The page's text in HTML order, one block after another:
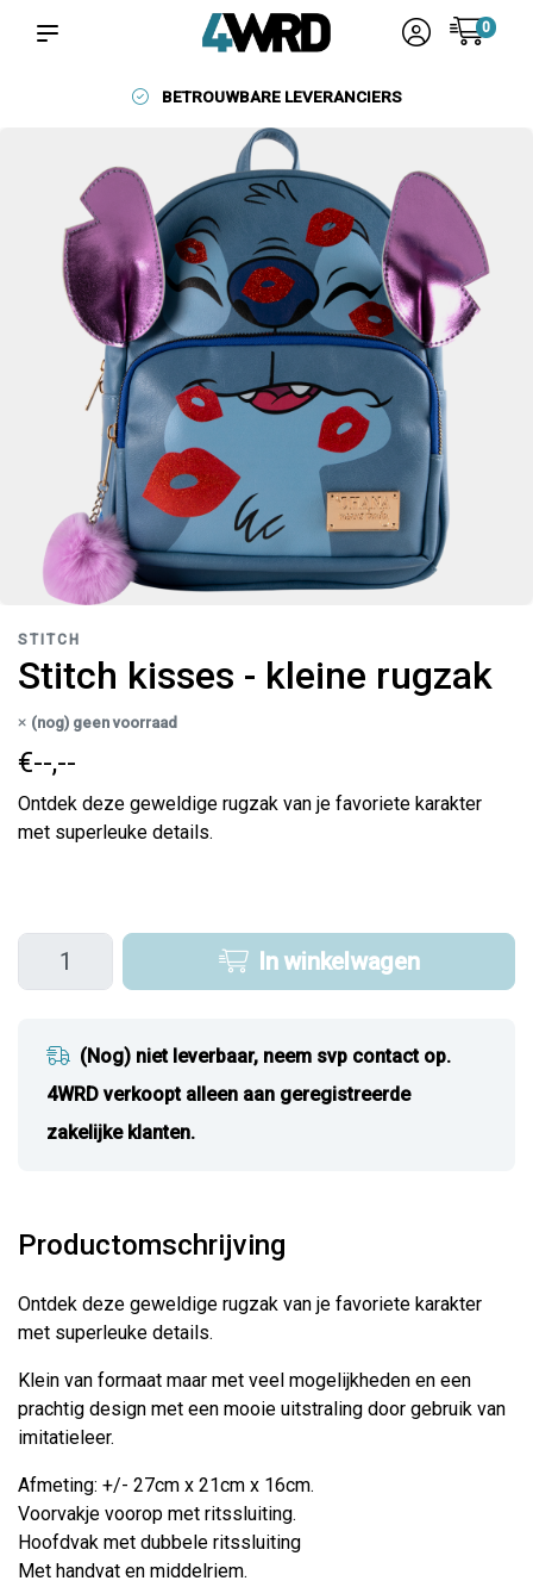
0
BETROUWBARE LEVERANCIERS
STITCH
Stitch kisses - kleine rugzak
(nog) geen voorraad
€--,--
Ontdek deze geweldige rugzak van je favoriete karakter
met superleuke details.
In winkelwagen
(Nog) niet leverbaar, neem svp contact op.
4WRD verkoopt alleen aan geregistreerde
zakelijke klanten.
Productomschrijving
Ontdek deze geweldige rugzak van je favoriete karakter
met superleuke details.
Klein van formaat maar met veel mogelijkheden en een
prachtig design met een mooie uitstraling door gebruik van
imitatieleer.
Afmeting: +/- 27cm x 21cm x 16cm.
Voorvakje voorop met ritssluiting.
Hoofdvak met dubbele ritssluiting
Met handvat en middelriem.